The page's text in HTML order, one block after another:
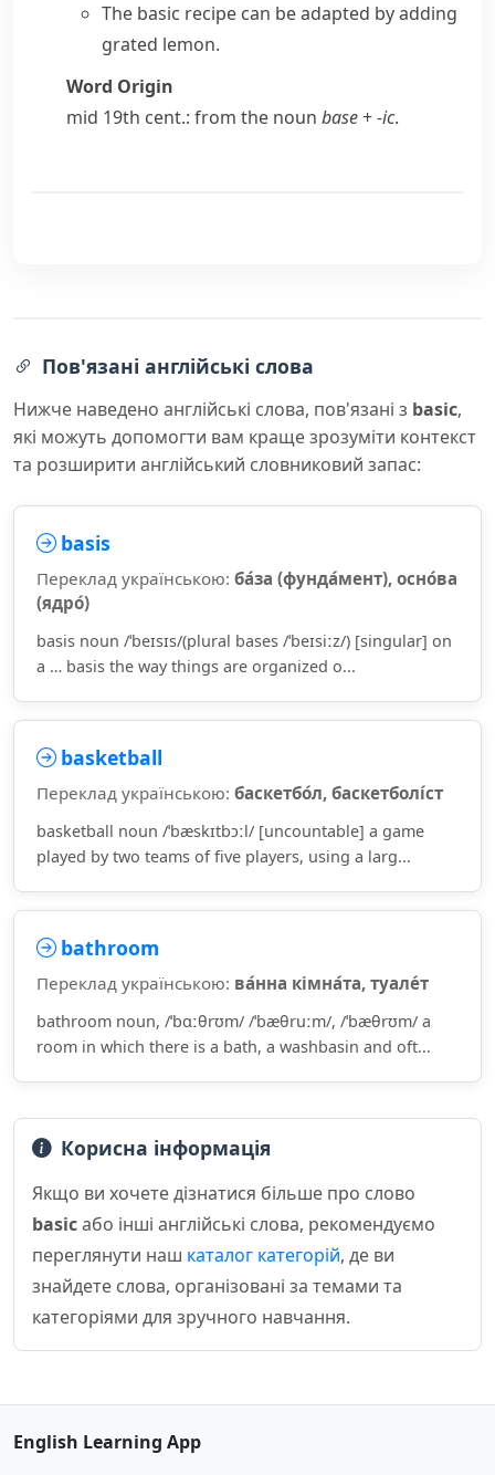
The basic recipe can be adapted by adding
grated lemon.
Word Origin
mid 19th cent.: from the noun base+-ic.
Пов'язані англійські слова
Нижче наведено англійські слова, пов'язані з basic,
які можуть допомогти вам краще зрозуміти контекст
та розширити англійський словниковий запас:
basis
Переклад українською: ба́за (фунда́мент), осно́ва
(ядро́)
basis noun /ˈbeɪsɪs/(plural bases /ˈbeɪsiːz/) [singular] on
a … basis the way things are organized o...
basketball
Переклад українською: баскетбо́л, баскетболі́ст
basketball noun /ˈbæskɪtbɔːl/ [uncountable] a game
played by two teams of five players, using a larg...
bathroom
Переклад українською: ва́нна кімна́та, туале́т
bathroom noun, /ˈbɑːθrʊm/ /ˈbæθruːm/, /ˈbæθrʊm/ a
room in which there is a bath, a washbasin and oft...
Корисна інформація
Якщо ви хочете дізнатися більше про слово
basicабо інші англійські слова, рекомендуємо
переглянути наш каталог категорій, де ви
знайдете слова, організовані за темами та
категоріями для зручного навчання.
English Learning App